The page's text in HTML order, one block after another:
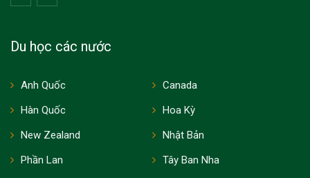
Du học các nước
Anh Quốc
Canada
Hàn Quốc
Hoa Kỳ
New Zealand
Nhật Bản
Phần Lan
Tây Ban Nha